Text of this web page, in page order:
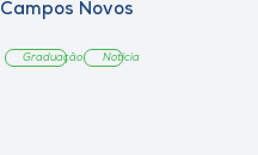
Campos Novos
Graduação Notícia